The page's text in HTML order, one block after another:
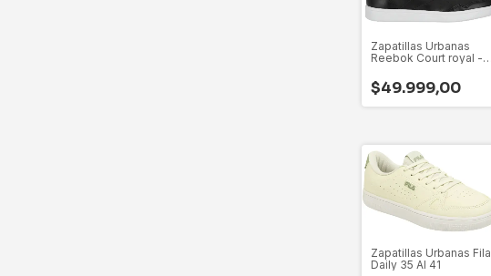
Zapatillas Urbanas
Reebok Court royal -
$49.999,00
Zapatillas Urbanas Fila
Daily 35 Al 41